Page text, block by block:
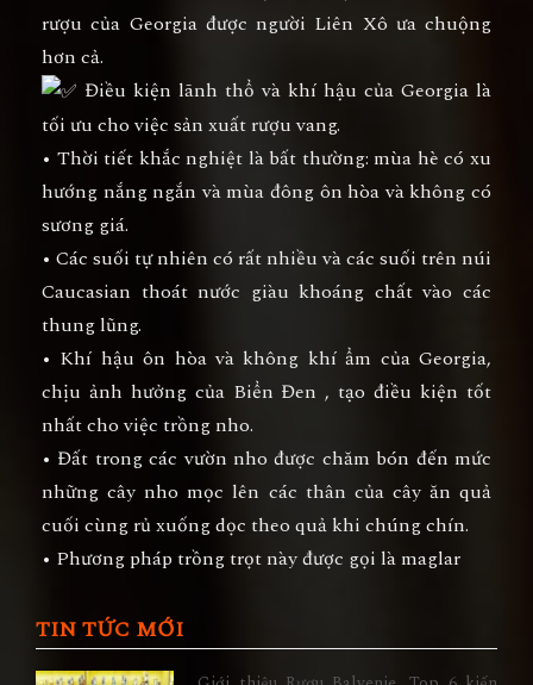
rượu của Georgia được người Liên Xô ưa chuộng
hơn cả.
Điều kiện lãnh thổ và khí hậu của Georgia là
tối ưu cho việc sản xuất rượu vang.
• Thời tiết khắc nghiệt là bất thường: mùa hè có xu
hướng nắng ngắn và mùa đông ôn hòa và không có
sương giá.
• Các suối tự nhiên có rất nhiều và các suối trên núi
Caucasian thoát nước giàu khoáng chất vào các
thung lũng.
• Khí hậu ôn hòa và không khí ẩm của Georgia,
chịu ảnh hưởng của Biển Đen , tạo điều kiện tốt
nhất cho việc trồng nho.
• Đất trong các vườn nho được chăm bón đến mức
những cây nho mọc lên các thân của cây ăn quả
cuối cùng rủ xuống dọc theo quả khi chúng chín.
• Phương pháp trồng trọt này được gọi là maglar
TIN TỨC MỚI